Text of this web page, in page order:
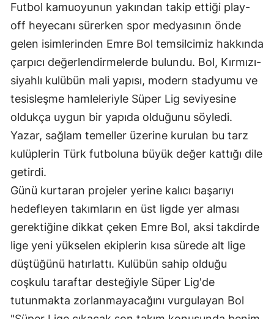
Elazığ
Erzincan
Erzurum
Eskişehir
Gaziantep
Giresun
Gümüşhane
Hakkari
Hatay
Isparta
Mersin
İstanbul
İzmir
Futbol kamuoyunun yakından takip ettiği play-
off heyecanı sürerken spor medyasının önde
gelen isimlerinden Emre Bol temsilcimiz hakkında
çarpıcı değerlendirmelerde bulundu. Bol, Kırmızı-
siyahlı kulübün mali yapısı, modern stadyumu ve
tesisleşme hamleleriyle Süper Lig seviyesine
oldukça uygun bir yapıda olduğunu söyledi.
Yazar, sağlam temeller üzerine kurulan bu tarz
kulüplerin Türk futboluna büyük değer kattığı dile
getirdi.
Günü kurtaran projeler yerine kalıcı başarıyı
hedefleyen takımların en üst ligde yer alması
gerektiğine dikkat çeken Emre Bol, aksi takdirde
lige yeni yükselen ekiplerin kısa sürede alt lige
düştüğünü hatırlattı. Kulübün sahip olduğu
coşkulu taraftar desteğiyle Süper Lig'de
tutunmakta zorlanmayacağını vurgulayan Bol